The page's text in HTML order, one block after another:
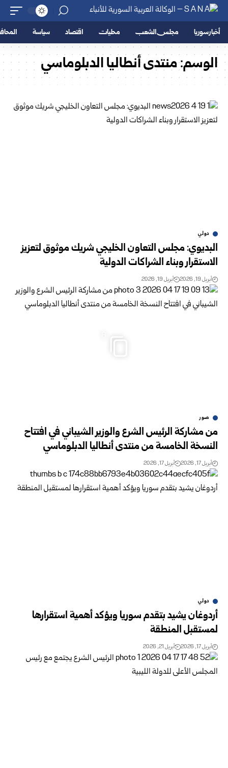
أخبار سوريا مجلس الشعب محليات اقتصاد سياسة
الوسم:منتدى أنطاليا الدبلوماسي
دولي
البديوي: مجلس التعاون الخليجي شريك موثوق لتعزيز
الاستقرار وبناء الشراكات الدولية
أبريل 19, 2026 أبريل 19, 2026
صور
من مشاركة الرئيس الشرع والوزير الشيباني في افتتاح
النسخة الخامسة من منتدى أنطاليا الدبلوماسي
أبريل 17, 2026 أبريل 17, 2026
دولي
أردوغان يشيد بتقدم سوريا ويؤكد أهمية استقرارها
لمستقبل المنطقة
أبريل 17, 2026 أبريل 21, 2026